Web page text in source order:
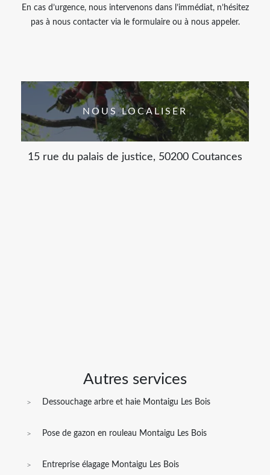
En cas d’urgence, nous intervenons dans l’immédiat, n’hésitez
pas à nous contacter via le formulaire ou à nous appeler.
NOUS LOCALISER
15 rue du palais de justice, 50200 Coutances
Autres services
Dessouchage arbre et haie Montaigu Les Bois
Pose de gazon en rouleau Montaigu Les Bois
Entreprise élagage Montaigu Les Bois